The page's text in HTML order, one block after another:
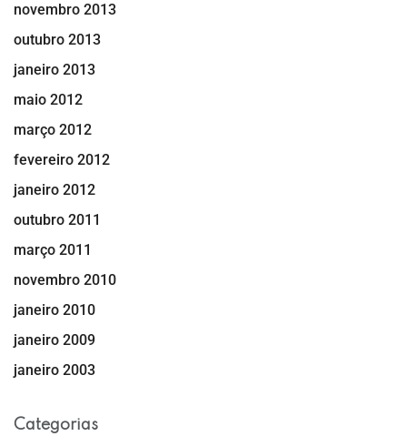
novembro 2013
outubro 2013
janeiro 2013
maio 2012
março 2012
fevereiro 2012
janeiro 2012
outubro 2011
março 2011
novembro 2010
janeiro 2010
janeiro 2009
janeiro 2003
Categorias